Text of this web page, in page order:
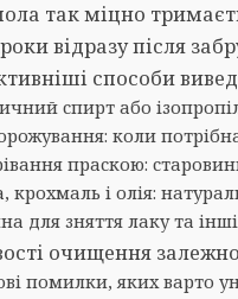
так міцно
відразу після
способи
спирт або
коли
праскою:
крохмаль і олія:
для зняття лаку та
очищення
помилки, яких варто